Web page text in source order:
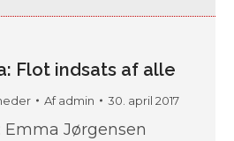
Flot indsats af alle
Afadmin 30. april 2017
Jørgensen